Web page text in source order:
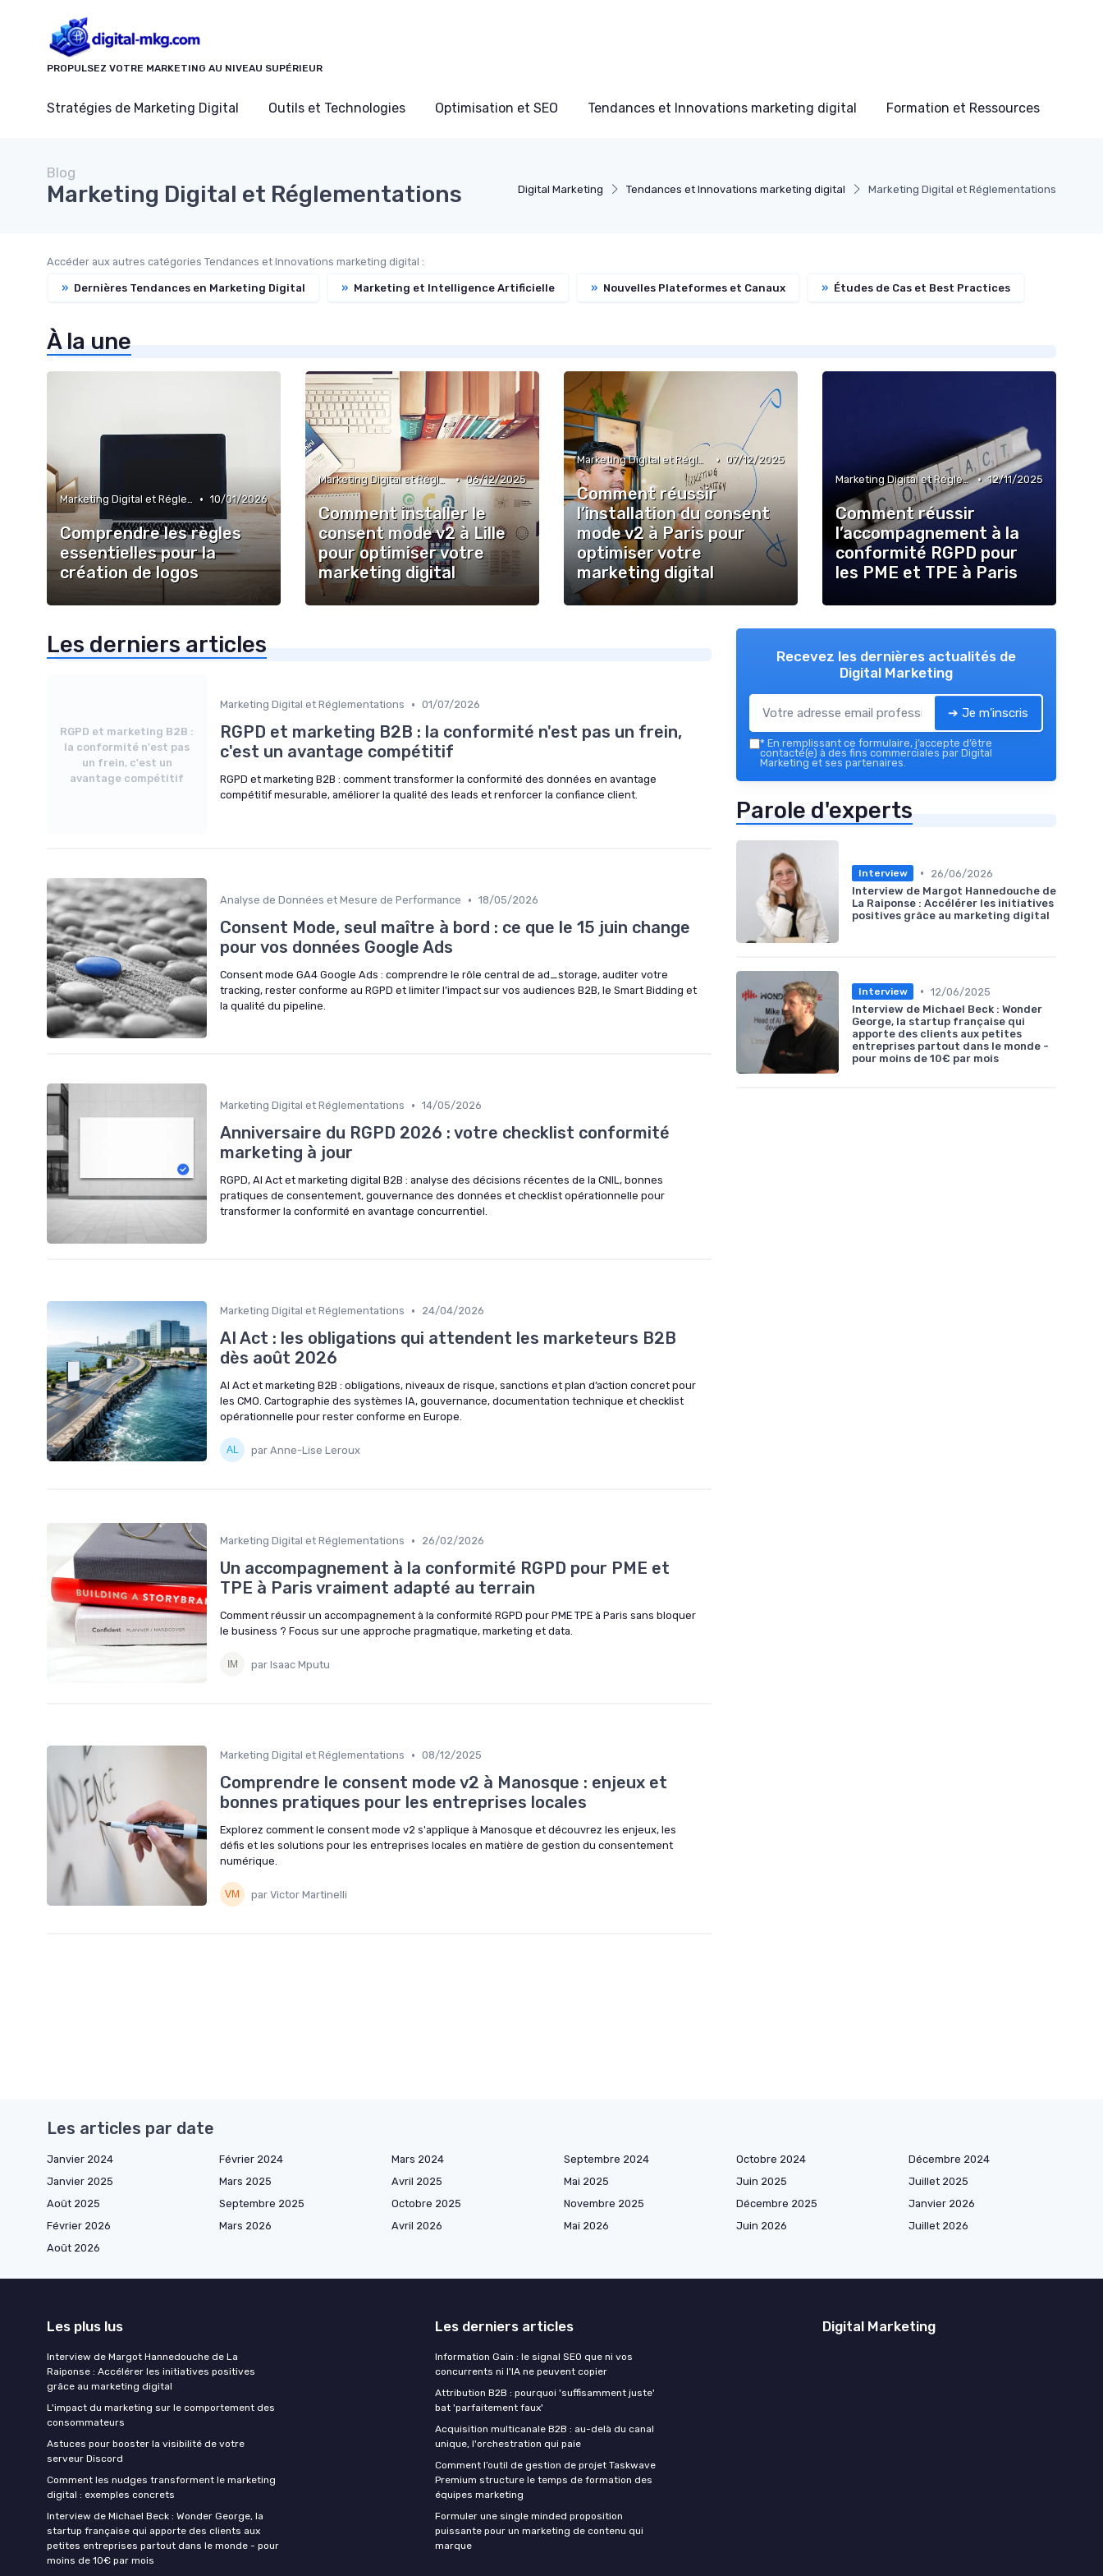
PROPULSEZ VOTRE MARKETING AU NIVEAU SUPÉRIEUR
Stratégies de Marketing Digital Outils et Technologies Optimisation et SEO Tendances et Innovations marketing digital Formation et Ressources
Digital Marketing Tendances et Innovations marketing digital Marketing Digital et Réglementations
Blog
Marketing Digital et Réglementations
Accéder aux autres catégories Tendances et Innovations marketing digital :
» Dernières Tendances en Marketing Digital » Marketing et Intelligence Artificielle » Nouvelles Plateformes et Canaux » Études de Cas et Best Practices
À la une
Marketing Digital et Réglementations • 10/01/2026
Comprendre les règles
essentielles pour la
création de logos
Marketing Digital et Réglementations • 06/12/2025
Comment installer le
consent mode v2 à Lille
pour optimiser votre
marketing digital
Marketing Digital et Réglementations • 07/12/2025
Comment réussir
l’installation du consent
mode v2 à Paris pour
optimiser votre
marketing digital
Marketing Digital et Réglementations • 12/11/2025
Comment réussir
l’accompagnement à la
conformité RGPD pour
les PME et TPE à Paris
Les derniers articles
RGPD et marketing B2B :
la conformité n'est pas
un frein, c'est un
avantage compétitif
Marketing Digital et Réglementations • 01/07/2026
RGPD et marketing B2B : la conformité n'est pas un frein,
c'est un avantage compétitif
RGPD et marketing B2B : comment transformer la conformité des données en avantage
compétitif mesurable, améliorer la qualité des leads et renforcer la confiance client.
Analyse de Données et Mesure de Performance • 18/05/2026
Consent Mode, seul maître à bord : ce que le 15 juin change
pour vos données Google Ads
Consent mode GA4 Google Ads : comprendre le rôle central de ad_storage, auditer votre
tracking, rester conforme au RGPD et limiter l’impact sur vos audiences B2B, le Smart Bidding et
la qualité du pipeline.
Marketing Digital et Réglementations • 14/05/2026
Anniversaire du RGPD 2026 : votre checklist conformité
marketing à jour
RGPD, AI Act et marketing digital B2B : analyse des décisions récentes de la CNIL, bonnes
pratiques de consentement, gouvernance des données et checklist opérationnelle pour
transformer la conformité en avantage concurrentiel.
Marketing Digital et Réglementations • 24/04/2026
AI Act : les obligations qui attendent les marketeurs B2B
dès août 2026
AI Act et marketing B2B : obligations, niveaux de risque, sanctions et plan d’action concret pour
les CMO. Cartographie des systèmes IA, gouvernance, documentation technique et checklist
opérationnelle pour rester conforme en Europe.
par Anne-Lise Leroux
Marketing Digital et Réglementations • 26/02/2026
Un accompagnement à la conformité RGPD pour PME et
TPE à Paris vraiment adapté au terrain
Comment réussir un accompagnement à la conformité RGPD pour PME TPE à Paris sans bloquer
le business ? Focus sur une approche pragmatique, marketing et data.
par Isaac Mputu
Marketing Digital et Réglementations • 08/12/2025
Comprendre le consent mode v2 à Manosque : enjeux et
bonnes pratiques pour les entreprises locales
Explorez comment le consent mode v2 s'applique à Manosque et découvrez les enjeux, les
défis et les solutions pour les entreprises locales en matière de gestion du consentement
numérique.
par Victor Martinelli
Recevez les dernières actualités de
Digital Marketing
➔ Je m'inscris
* En remplissant ce formulaire, j’accepte d’être
contacté(e) à des fins commerciales par Digital
Marketing et ses partenaires.
Parole d'experts
Interview •
26/06/2026
Interview de Margot Hannedouche de
La Raiponse : Accélérer les initiatives
positives grâce au marketing digital
Interview • 12/06/2025
Interview de Michael Beck : Wonder
George, la startup française qui
apporte des clients aux petites
entreprises partout dans le monde -
pour moins de 10€ par mois
Les articles par date
Janvier 2024 Février 2024 Mars 2024 Septembre 2024 Octobre 2024
Décembre 2024
Janvier 2025
Mars 2025 Avril 2025 Mai 2025 Juin 2025
Juillet 2025
Août 2025
Septembre 2025 Octobre 2025 Novembre 2025 Décembre 2025
Janvier 2026
Février 2026
Mars 2026 Avril 2026 Mai 2026 Juin 2026
Juillet 2026
Août 2026
Les plus lus
Interview de Margot Hannedouche de La
Raiponse : Accélérer les initiatives positives
grâce au marketing digital
L'impact du marketing sur le comportement des
consommateurs
Astuces pour booster la visibilité de votre
serveur Discord
Comment les nudges transforment le marketing
digital : exemples concrets
Interview de Michael Beck : Wonder George, la
startup française qui apporte des clients aux
petites entreprises partout dans le monde - pour
moins de 10€ par mois
Les derniers articles
Information Gain : le signal SEO que ni vos
concurrents ni l'IA ne peuvent copier
Attribution B2B : pourquoi 'suffisamment juste'
bat 'parfaitement faux'
Acquisition multicanale B2B : au-delà du canal
unique, l'orchestration qui paie
Comment l’outil de gestion de projet Taskwave
Premium structure le temps de formation des
équipes marketing
Formuler une single minded proposition
puissante pour un marketing de contenu qui
marque
Digital Marketing